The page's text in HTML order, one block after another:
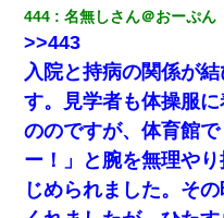
義兄嫁「娘が大学に入ったら
旋のアパートに行け」→ 旦那
ろ！」とキレて・・・
最近うちの庭に知らない男の
を職場で愚痴ったら、同僚
父が他界→父のフリン相手『
ことは謝ります。ごめんな
444 名無しさん＠おーぷん
>>443
入院と持病の関係が
す。見学者も体操服
ののですが、体育館
ー！」と腕を無理や
じめられました。そ